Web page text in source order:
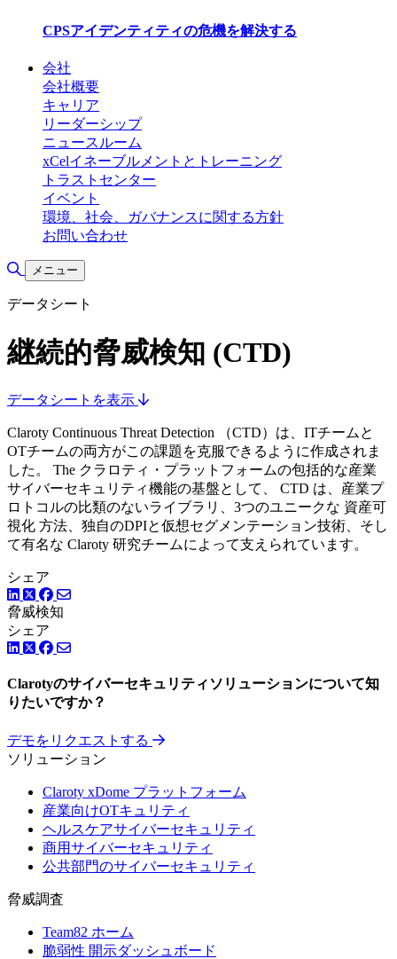
CPSアイデンティティの危機を解決する
会社
会社概要
キャリア
リーダーシップ
ニュースルーム
xCelイネーブルメントとトレーニング
トラストセンター
イベント
環境、社会、ガバナンスに関する方針
お問い合わせ
検索の切り替え
メニュー
データシート
継続的脅威検知 (CTD)
データシートを表示
Claroty Continuous Threat Detection （CTD）は、ITチームと
OTチームの両方がこの課題を克服できるように作成されま
した。 The クラロティ・プラットフォームの包括的な産業
サイバーセキュリティ機能の基盤として、 CTD は、産業プ
ロトコルの比類のないライブラリ、3つのユニークな 資産可
視化 方法、独自のDPIと仮想セグメンテーション技術、そし
て有名な Claroty 研究チームによって支えられています。
シェア
LinkedIn
ツイッター
Facebook
脅威検知
シェア
LinkedIn
ツイッター
Facebook
Clarotyのサイバーセキュリティソリューションについて知
りたいですか？
デモをリクエストする
ソリューション
Claroty xDome プラットフォーム
産業向けOTキュリティ
ヘルスケアサイバーセキュリティ
商用サイバーセキュリティ
公共部門のサイバーセキュリティ
脅威調査
Team82 ホーム
脆弱性 開示ダッシュボード